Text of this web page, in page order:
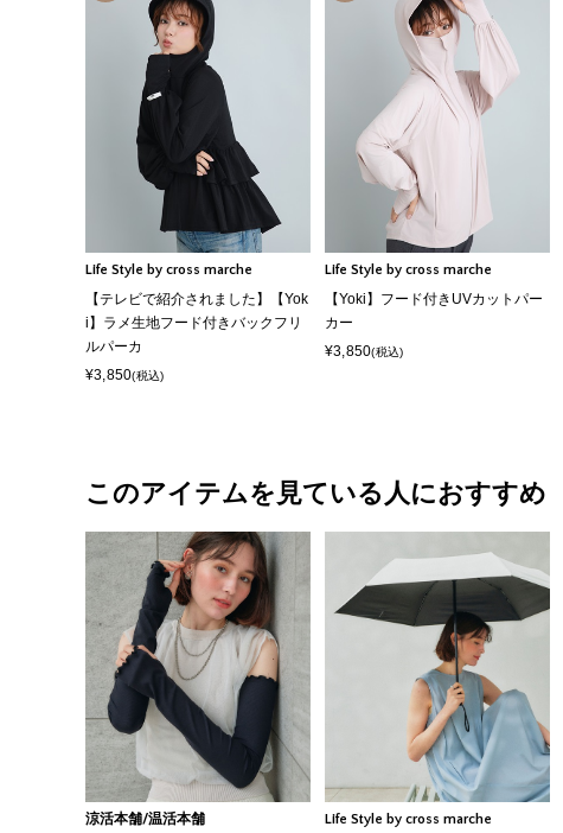
Life Style by cross marche
【テレビで紹介されました】【Yok
i】ラメ生地フード付きバックフリ
ルパーカ
¥3,850(税込)
Life Style by cross marche
【Yoki】フード付きUVカットパー
カー
¥3,850(税込)
このアイテムを見ている人におすすめ
涼活本舗/温活本舗 Life Style by cross marche